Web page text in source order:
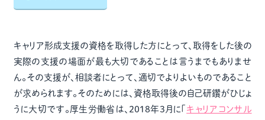
キャリア形成支援の資格を取得した方にとって、取得をした後の
実際の支援の場面が最も大切であることは言うまでもありませ
ん。その支援が、相談者にとって、適切でよりよいものであること
が求められます。そのためには、資格取得後の自己研鑽がひじょ
うに大切です。厚生労働省は、2018年3月に「 キャリアコンサル